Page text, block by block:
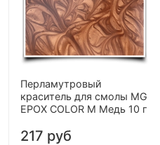
Перламутровый
краситель для смолы MG
EPOX COLOR M Медь 10 г
217 руб